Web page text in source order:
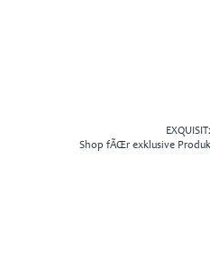
Shop fÃŒr exklusive